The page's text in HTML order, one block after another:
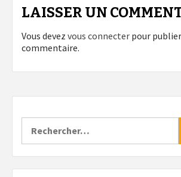
LAISSER UN
Vous devez vous connecter pour
commentaire.